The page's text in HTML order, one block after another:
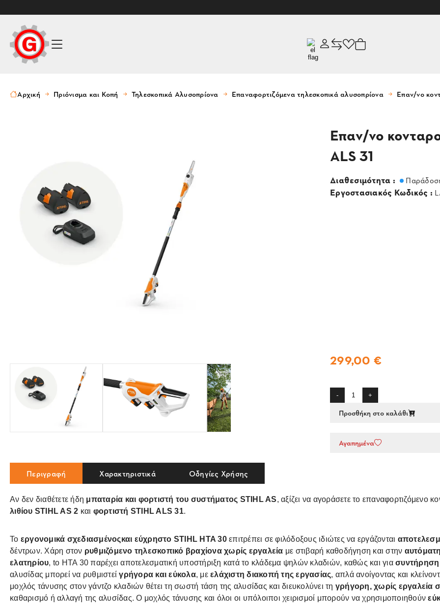
Αρχική Πριόνισμα και Κοπή Τηλεσκοπικά Αλυσοπρίονα Επαναφορτιζόμενα τηλεσκοπικά αλυσοπρίονα Επαν/νο
Επαν/νο
ALS 31
Διαθεσιμότητα :
Εργοστασιακός Κωδικός :
299,00 €
- +
Προσθήκη στο καλάθι
Αγαπημένα
Περιγραφή Χαρακτηριστικά Οδηγίες Χρήσης
Αν δεν διαθέτετε ήδη μπαταρία και φορτιστή του συστήματος STIHL AS, αξίζει να αγοράσετε το επαναφορτιζόμενο
λιθίου STIHL AS 2 και φορτιστή STIHL ALS 31.
To εργονομικά σχεδιασμένοςκαι εύχρηστο STIHL HTA 30 επιτρέπει σε φιλόδοξους ιδιώτες να εργάζονται
δέντρων. Χάρη στον ρυθμιζόμενο τηλεσκοπικό βραχίονα χωρίς εργαλεία με στιβαρή καθοδήγηση και στην
ελατηρίου, tο HTA 30 παρέχει αποτελεσματική υποστήριξη κατά το κλάδεμα ψηλών κλαδιών, καθώς και για συντήρηση
αλυσίδας μπορεί να ρυθμιστεί γρήγορα και εύκολα, με ελάχιστη διακοπή της εργασίας, απλά ανοίγοντας και
μοχλός τάνυσης στον γάντζο κλαδιών θέτει τη σωστή τάση της αλυσίδας και διευκολύνει τη γρήγορη, χωρίς εργαλεία
καθαρισμό ή αλλαγή της αλυσίδας. Ο μοχλός τάνυσης και όλοι οι υπόλοιποι χειρισμοί μπορούν να χρησιμοποιηθούν